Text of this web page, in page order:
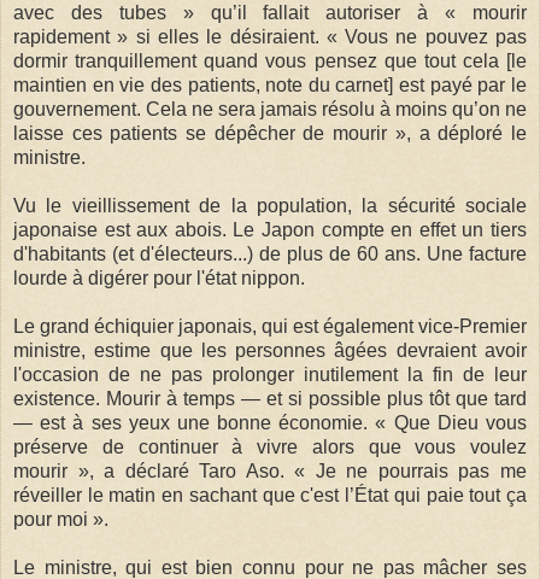
avec des tubes » qu’il fallait autoriser à « mourir
rapidement » si elles le désiraient. « Vous ne pouvez pas
dormir tranquillement quand vous pensez que tout cela [le
maintien en vie des patients, note du carnet] est payé par le
gouvernement. Cela ne sera jamais résolu à moins qu’on ne
laisse ces patients se dépêcher de mourir », a déploré le
ministre.
Vu le vieillissement de la population, la sécurité sociale
japonaise est aux abois. Le Japon compte en effet un tiers
d'habitants (et d'électeurs...) de plus de 60 ans. Une facture
lourde à digérer pour l'état nippon.
Le grand échiquier japonais, qui est également vice-Premier
ministre, estime que les personnes âgées devraient avoir
l'occasion de ne pas prolonger inutilement la fin de leur
existence. Mourir à temps — et si possible plus tôt que tard
— est à ses yeux une bonne économie. « Que Dieu vous
préserve de continuer à vivre alors que vous voulez
mourir », a déclaré Taro Aso. « Je ne pourrais pas me
réveiller le matin en sachant que c'est l’État qui paie tout ça
pour moi ».
Le ministre, qui est bien connu pour ne pas mâcher ses